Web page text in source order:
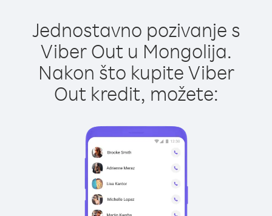
Jednostavno pozivanje s
Viber Out u Mongolija.
Nakon što kupite Viber
Out kredit, možete: